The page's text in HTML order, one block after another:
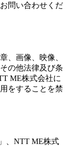
問い合わせくだ
、画像、映像、
の他法律及び条
ME株式会社に
をすることを禁
、NTT ME株式